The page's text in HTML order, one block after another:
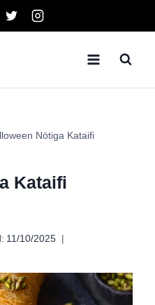
Nötiga Kataifi
Kataifi
11/10/2025